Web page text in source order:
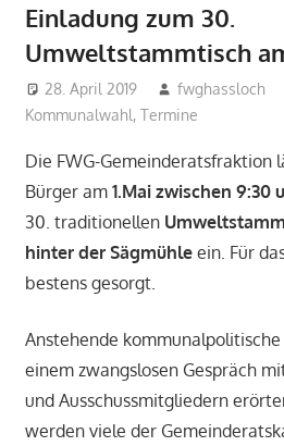
Einladung zum 30.
Umweltstammtisch
28. April 2019 fwghassloch
Kommunalwahl, Termine
Die FWG-Gemeinderatsfraktion
Bürger am 1.Mai zwischen 9:30
30. traditionellen
hinter der Sägmühleein. Für
bestens gesorgt.
Anstehende
einem zwangslosen Gespräch
und Ausschussmitgliedern
werden viele der